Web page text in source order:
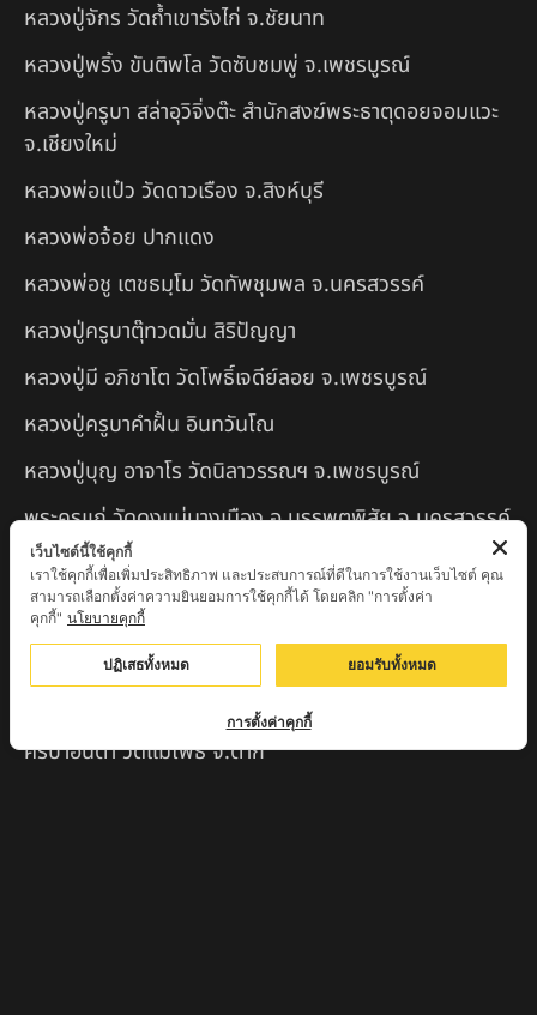
หลวงปู่จักร วัดถ้ำเขารังไก่ จ.ชัยนาท
หลวงปู่พริ้ง ขันติพโล วัดซับชมพู่ จ.เพชรบูรณ์
หลวงปู่ครูบา สล่าอุวิจิ่งต๊ะ สำนักสงฆ์พระธาตุดอยจอมแวะ
จ.เชียงใหม่
หลวงพ่อแป๋ว วัดดาวเรือง จ.สิงห์บุรี
หลวงพ่อจ้อย ปากแดง
หลวงพ่อชู เตชธมฺโม วัดทัพชุมพล จ.นครสวรรค์
หลวงปู่ครูบาตุ๊ทวดมั่น สิริปัญญา
หลวงปู่มี อภิชาโต วัดโพธิ์เจดีย์ลอย จ.เพชรบูรณ์
หลวงปู่ครูบาคำฝั้น อินทวันโณ
หลวงปู่บุญ อาจาโร วัดนิลาวรรณฯ จ.เพชรบูรณ์
พระครูแก่ วัดดงแม่นางเมือง อ.บรรพตพิสัย จ.นครสวรรค์
ครูบาเมือง ฐิตสทฺโธ วัดปางมะกง จ.เชียงใหม่
ครูบาหลวงตาปราบป่า วัดนาหวาย จ.เชียงใหม่
หลวงพ่อสุพจน์ จันทูปโม วัดศรีทรงธรรม จ.นครสวรรค์
หลวงปู่เหิน วัดร่องหอย อ.ศรีเทพ จ.เพชรบูรณ์
ครูบาอินตา วัดแม่โพธิ์ จ.ตาก
เว็บไซต์นี้ใช้คุกกี้
เราใช้คุกกี้เพื่อเพิ่มประสิทธิภาพ และประสบการณ์ที่ดีในการใช้งานเว็บไซต์ คุณ
สามารถเลือกตั้งค่าความยินยอมการใช้คุกกี้ได้ โดยคลิก "การตั้งค่า
คุกกี้" นโยบายคุกกี้
ปฏิเสธทั้งหมด ยอมรับทั้งหมด
การตั้งค่าคุกกี้